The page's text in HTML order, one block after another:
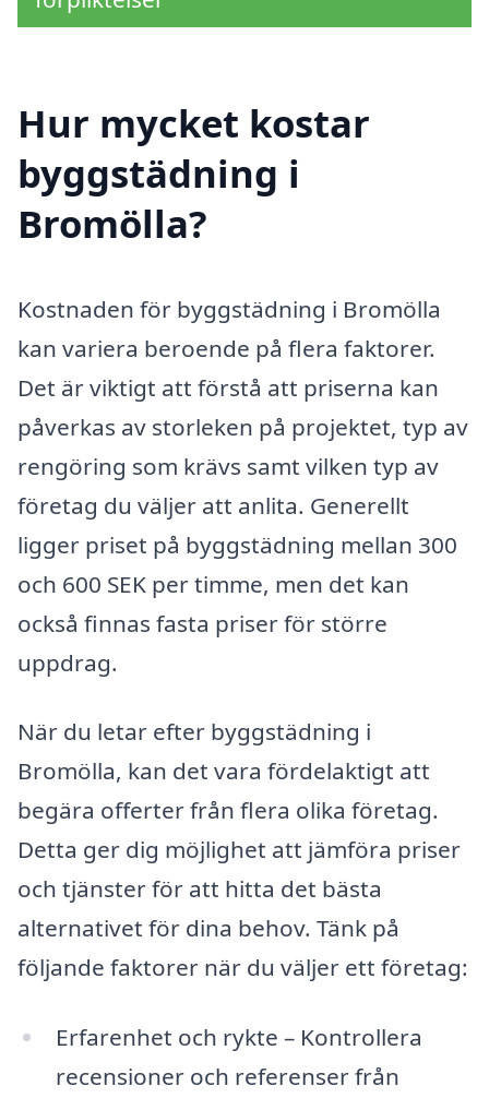
Hur mycket kostar
byggstädning i
Bromölla?
Kostnaden för byggstädning i Bromölla
kan variera beroende på flera faktorer.
Det är viktigt att förstå att priserna kan
påverkas av storleken på projektet, typ av
rengöring som krävs samt vilken typ av
företag du väljer att anlita. Generellt
ligger priset på byggstädning mellan 300
och 600 SEK per timme, men det kan
också finnas fasta priser för större
uppdrag.
När du letar efter byggstädning i
Bromölla, kan det vara fördelaktigt att
begära offerter från flera olika företag.
Detta ger dig möjlighet att jämföra priser
och tjänster för att hitta det bästa
alternativet för dina behov. Tänk på
följande faktorer när du väljer ett företag:
Erfarenhet och rykte – Kontrollera
recensioner och referenser från